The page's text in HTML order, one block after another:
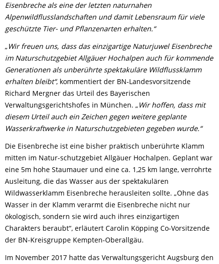
Eisenbreche als eine der letzten naturnahen
Alpenwildflusslandschaften und damit Lebensraum für viele
geschützte Tier- und Pflanzenarten erhalten.“
„Wir freuen uns, dass das einzigartige Naturjuwel Eisenbreche
im Naturschutzgebiet Allgäuer Hochalpen auch für kommende
Generationen als unberührte spektakuläre Wildflussklamm
erhalten bleibt“, kommentiert der BN-Landesvorsitzende
Richard Mergner das Urteil des Bayerischen
Verwaltungsgerichtshofes in München. „Wir hoffen, dass mit
diesem Urteil auch ein Zeichen gegen weitere geplante
Wasserkraftwerke in Naturschutzgebieten gegeben wurde.“
Die Eisenbreche ist eine bisher praktisch unberührte Klamm
mitten im Natur-schutzgebiet Allgäuer Hochalpen. Geplant war
eine 5m hohe Staumauer und eine ca. 1,25 km lange, verrohrte
Ausleitung, die das Wasser aus der spektakulären
Wildwasserklamm Eisenbreche herausleiten sollte. „Ohne das
Wasser in der Klamm verarmt die Eisenbreche nicht nur
ökologisch, sondern sie wird auch ihres einzigartigen
Charakters beraubt“, erläutert Carolin Köpping Co-Vorsitzende
der BN-Kreisgruppe Kempten-Oberallgäu.
Im November 2017 hatte das Verwaltungsgericht Augsburg den